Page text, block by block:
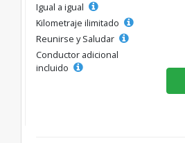
Igual a igual
Kilometraje ilimitado
Reunirse y Saludar
Conductor adicional
incluido